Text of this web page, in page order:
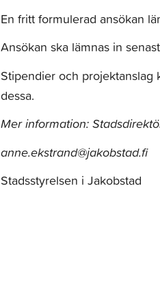
En fritt formulerad ansökan
Ansökan ska lämnas in
Stipendier och projektanslag
dessa.
Mer information:
anne.ekstrand@jakobstad.fi
Stadsstyrelsen i Jakobstad